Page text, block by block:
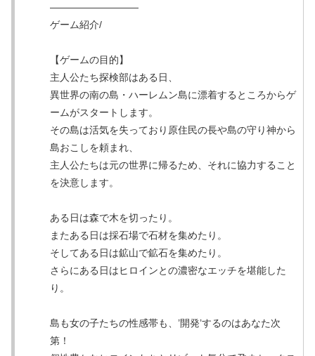
―――――――――
ゲーム紹介/
【ゲームの目的】
主人公たち探検部はある日、
異世界の南の島・ハーレムン島に漂着するところからゲ
ームがスタートします。
その島は活気を失っており原住民の長や島の守り神から
島おこしを頼まれ、
主人公たちは元の世界に帰るため、それに協力すること
を決意します。
ある日は森で木を切ったり。
またある日は採石場で石材を集めたり。
そしてある日は鉱山で鉱石を集めたり。
さらにある日はヒロインとの濃密なエッチを堪能した
り。
島も女の子たちの性感帯も、’開発’するのはあなた次
第！